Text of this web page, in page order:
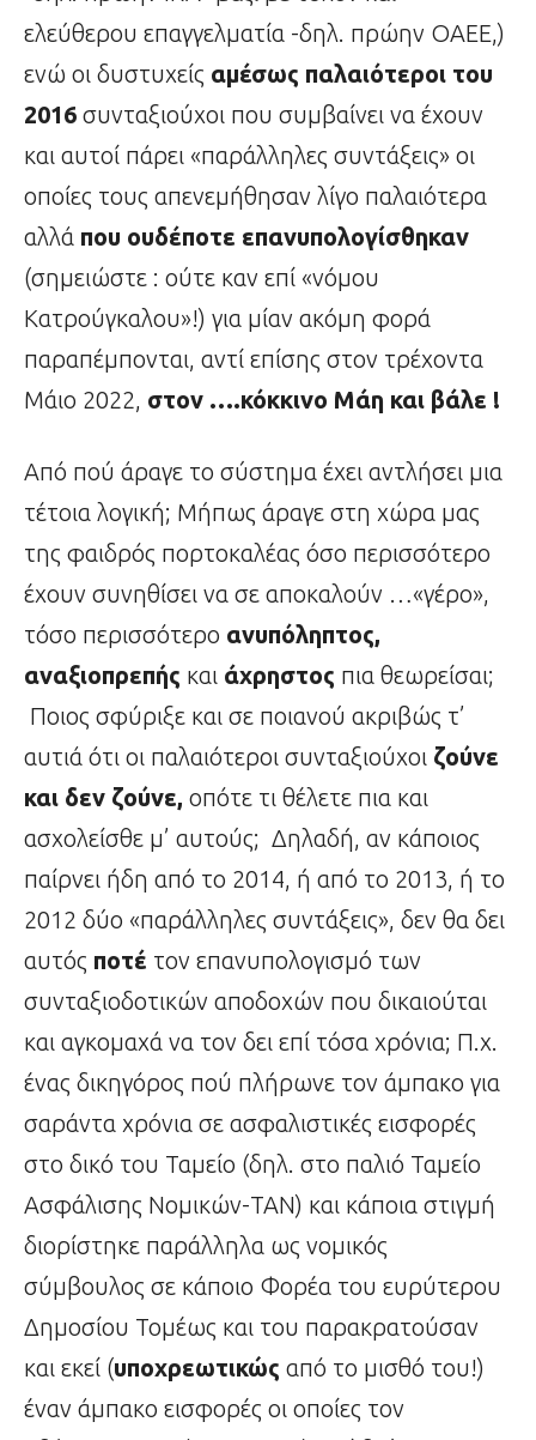
ελεύθερου επαγγελματία -δηλ. πρώην ΟΑΕΕ,)
ενώ οι δυστυχείς αμέσως παλαιότεροι του
2016 συνταξιούχοι που συμβαίνει να έχουν
και αυτοί πάρει «παράλληλες συντάξεις» οι
οποίες τους απενεμήθησαν λίγο παλαιότερα
αλλά που ουδέποτε επανυπολογίσθηκαν
(σημειώστε : ούτε καν επί «νόμου
Κατρούγκαλου»!) για μίαν ακόμη φορά
παραπέμπονται, αντί επίσης στον τρέχοντα
Μάιο 2022, στον ….κόκκινο Μάη και βάλε !
Από πού άραγε το σύστημα έχει αντλήσει μια
τέτοια λογική; Μήπως άραγε στη χώρα μας
της φαιδρός πορτοκαλέας όσο περισσότερο
έχουν συνηθίσει να σε αποκαλούν …«γέρο»,
τόσο περισσότερο ανυπόληπτος,
αναξιοπρεπής και άχρηστος πια θεωρείσαι;
Ποιος σφύριξε και σε ποιανού ακριβώς τ’
αυτιά ότι οι παλαιότεροι συνταξιούχοι ζούνε
και δεν ζούνε, οπότε τι θέλετε πια και
ασχολείσθε μ’ αυτούς; Δηλαδή, αν κάποιος
παίρνει ήδη από το 2014, ή από το 2013, ή το
2012 δύο «παράλληλες συντάξεις», δεν θα δει
αυτός ποτέ τον επανυπολογισμό των
συνταξιοδοτικών αποδοχών που δικαιούται
και αγκομαχά να τον δει επί τόσα χρόνια; Π.χ.
ένας δικηγόρος πού πλήρωνε τον άμπακο για
σαράντα χρόνια σε ασφαλιστικές εισφορές
στο δικό του Ταμείο (δηλ. στο παλιό Ταμείο
Ασφάλισης Νομικών-ΤΑΝ) και κάποια στιγμή
διορίστηκε παράλληλα ως νομικός
σύμβουλος σε κάποιο Φορέα του ευρύτερου
Δημοσίου Τομέως και του παρακρατούσαν
και εκεί (υποχρεωτικώς από το μισθό του!)
έναν άμπακο εισφορές οι οποίες τον